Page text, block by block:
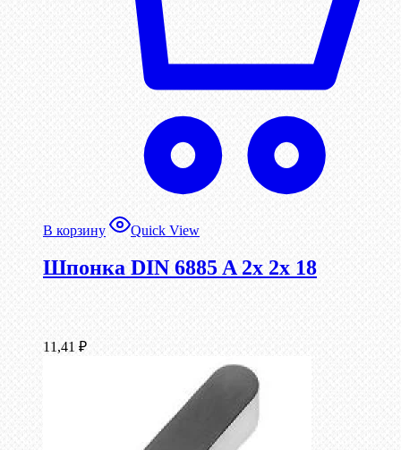
В корзину Quick View
Шпонка DIN 6885 A 2x 2x 18
11,41 ₽